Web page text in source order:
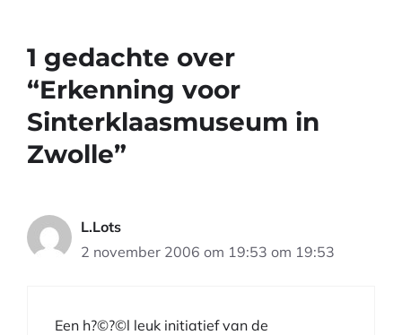
1 gedachte over
“Erkenning voor
Sinterklaasmuseum in
Zwolle”
L.Lots
2 november 2006 om 19:53 om 19:53
Een h?©?©l leuk initiatief van de